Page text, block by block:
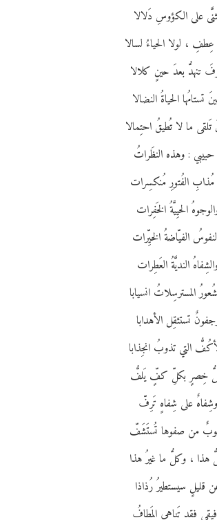
على الكؤوسِ دَلالا
، لولا الحياءُ لسالا
تنهدُّ بعدَ حينٍ كلالا
تستامُها الحياةُ النضالا
ما لا تُطيقُ احتِمالا
حبيبي : وهذه النظَراتُ
الفُتورِ مُنكسِرات
الحيِيَّةُ الخَفِرات
الفيّاضةُ الخيِّرات
النديَّةُ العَطِرات
المسترسِلاتُ انسيابا
تستثقِل الأهدابا
التي تذوبُ انجِذابا
خِصرٍ بكلِّ كفٍّ يَلفُّ
وشِفاهٌ على شِفاهٍ تَرِفّ
من صفوها تُستَشَفّ
، وكلُّ ما غيرُ هذا
قليلٍ سيستطيرُ رُذاذا
فقد تَناهى المَطافُ